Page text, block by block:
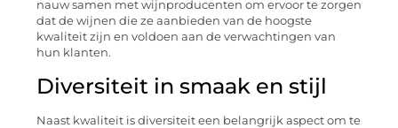
nauw samen met wijnproducenten om ervoor te zorgen
dat de wijnen die ze aanbieden van de hoogste
kwaliteit zijn en voldoen aan de verwachtingen van
hun klanten.
Diversiteit in smaak en stijl
Naast kwaliteit is diversiteit een belangrijk aspect om te